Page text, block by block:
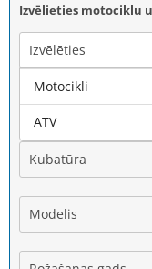
Izvēlieties motociklu
Izvēlēties
Marka
Kubatūra
Modelis
Motocikli
ATV